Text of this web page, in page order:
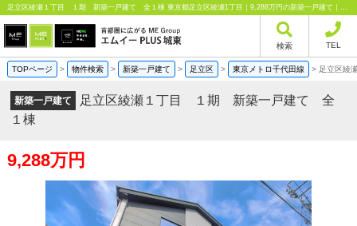
足立区綾瀬１丁目 １期 新築一戸建て 全１棟 東京都足立区綾瀬1丁目｜9,288万円の新築一戸建て｜分譲住宅や新築物件｜エムイーPLUS城東株式会社
検索 TEL
TOPページ > 物件検索 > 新築一戸建て > 足立区 > 東京メトロ千代田線 > 足立区綾
新築一戸建て
足立区綾瀬１丁目 １期 新築一戸建て 全
１棟
9,288万円